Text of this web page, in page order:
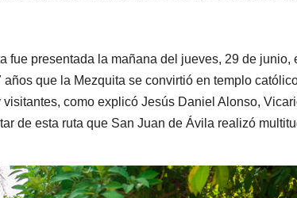
fue presentada la mañana del jueves, 29 de
que la Mezquita se convirtió en templo
como explicó Jesús Daniel Alonso,
de esta ruta que San Juan de Ávila realizó